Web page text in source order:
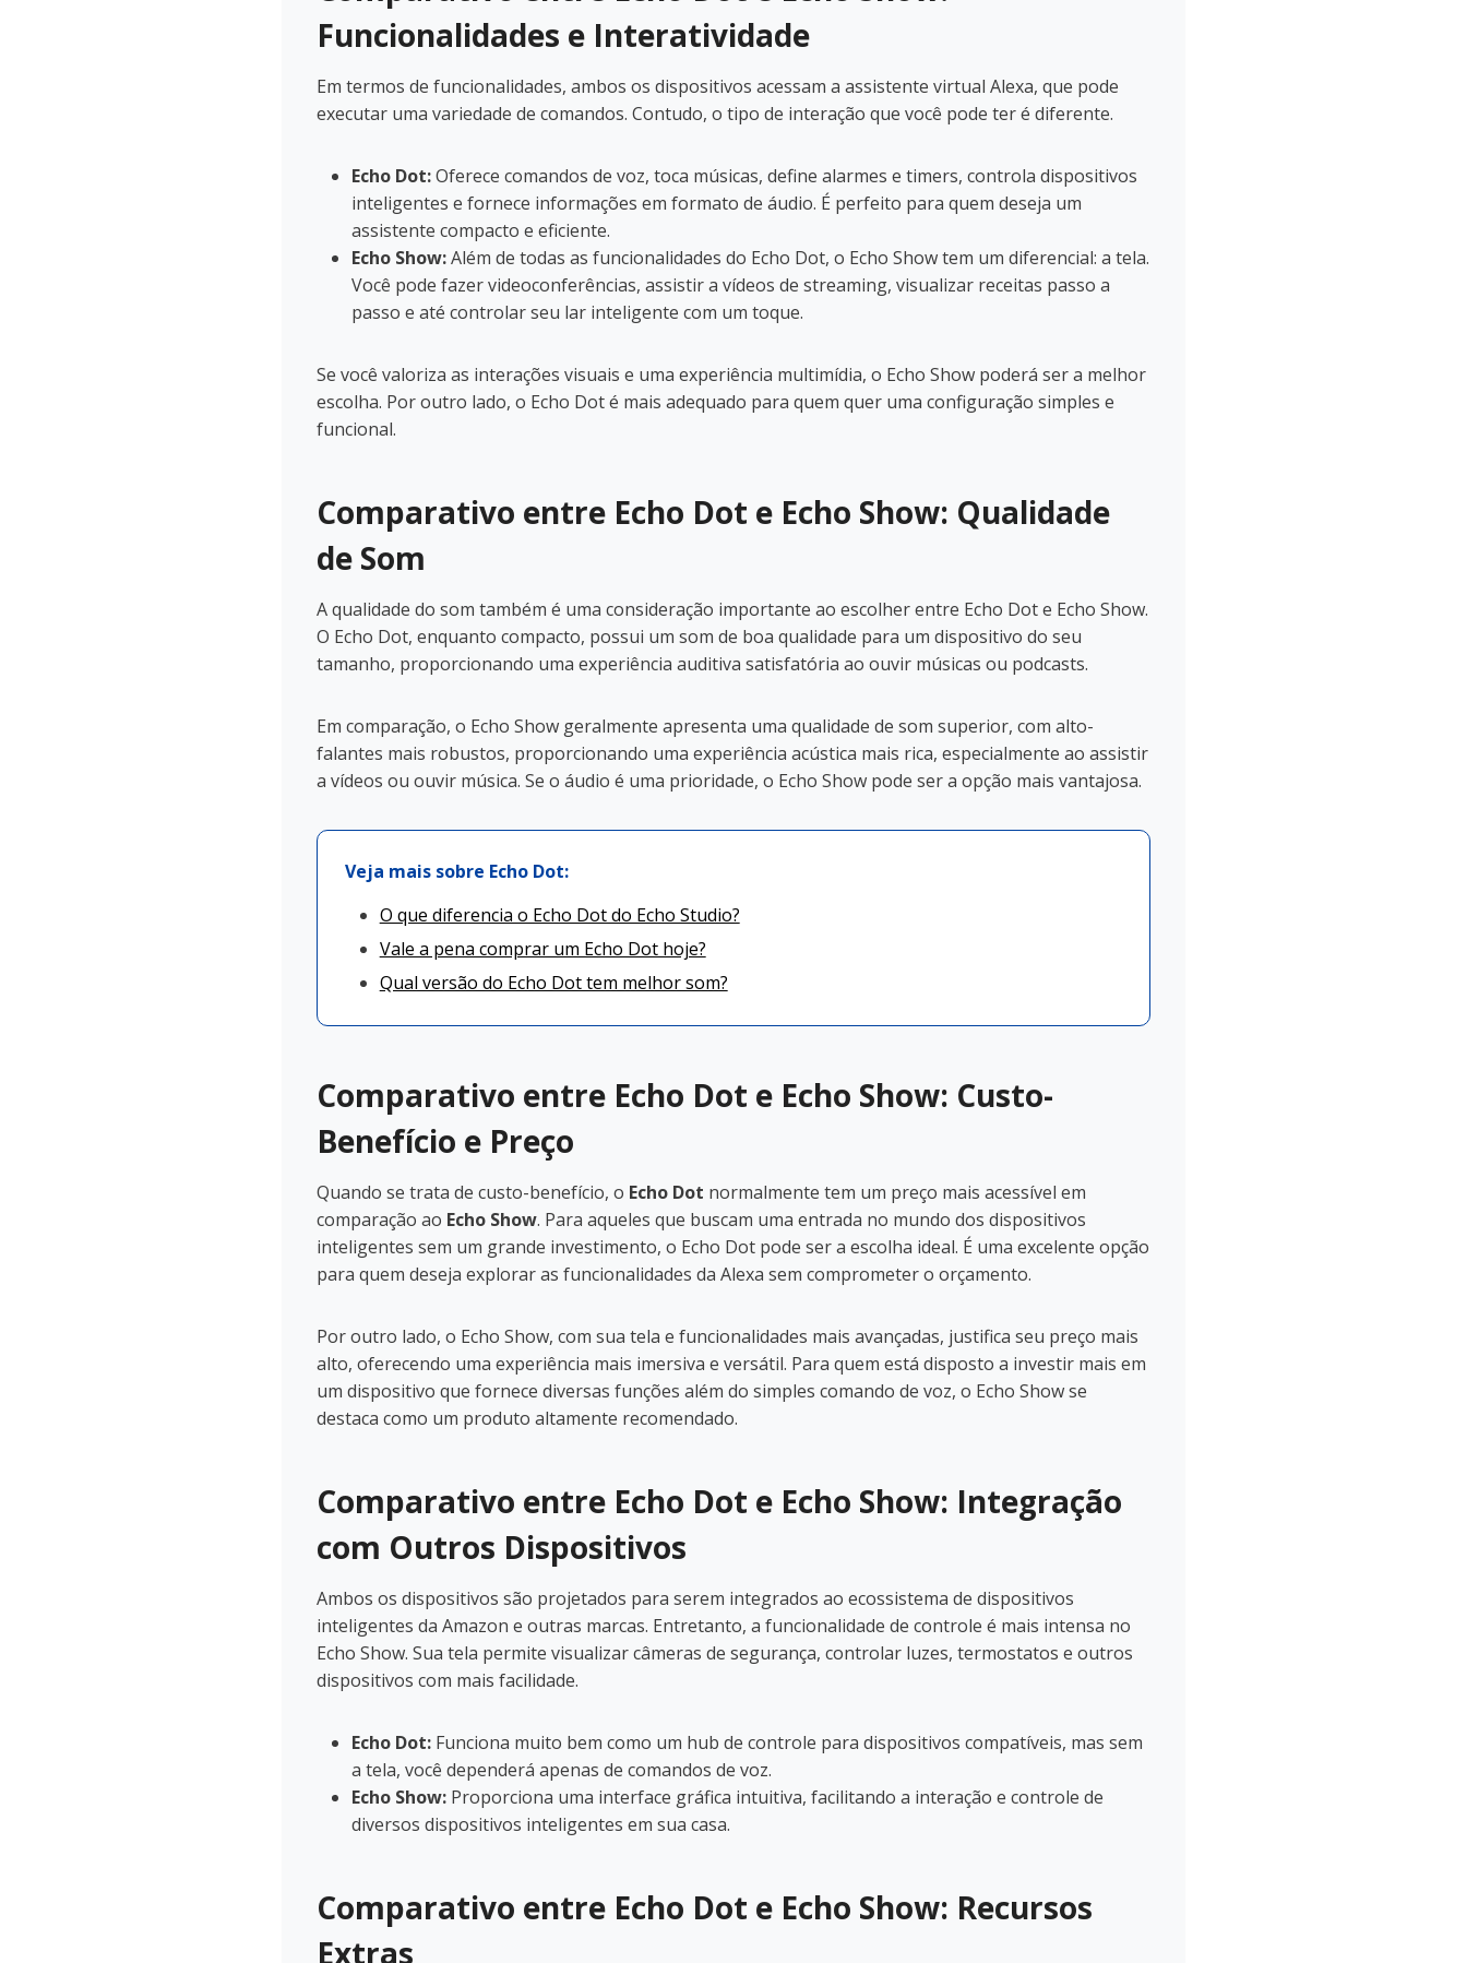
Funcionalidades e Interatividade
Em termos de funcionalidades, ambos os dispositivos acessam a assistente virtual Alexa, que pode
executar uma variedade de comandos. Contudo, o tipo de interação que você pode ter é diferente.
Echo Dot:Oferece comandos de voz, toca músicas, define alarmes e timers, controla dispositivos
inteligentes e fornece informações em formato de áudio. É perfeito para quem deseja um
assistente compacto e eficiente.
Echo Show:Além de todas as funcionalidades do Echo Dot, o Echo Show tem um diferencial: a tela.
Você pode fazer videoconferências, assistir a vídeos de streaming, visualizar receitas passo a
passo e até controlar seu lar inteligente com um toque.
Se você valoriza as interações visuais e uma experiência multimídia, o Echo Show poderá ser a melhor
escolha. Por outro lado, o Echo Dot é mais adequado para quem quer uma configuração simples e
funcional.
Comparativo entre Echo Dot e Echo Show: Qualidade
de Som
A qualidade do som também é uma consideração importante ao escolher entre Echo Dot e Echo Show.
O Echo Dot, enquanto compacto, possui um som de boa qualidade para um dispositivo do seu
tamanho, proporcionando uma experiência auditiva satisfatória ao ouvir músicas ou podcasts.
Em comparação, o Echo Show geralmente apresenta uma qualidade de som superior, com alto-
falantes mais robustos, proporcionando uma experiência acústica mais rica, especialmente ao assistir
a vídeos ou ouvir música. Se o áudio é uma prioridade, o Echo Show pode ser a opção mais vantajosa.
Veja mais sobre Echo Dot:
O que diferencia o Echo Dot do Echo Studio?
Vale a pena comprar um Echo Dot hoje?
Qual versão do Echo Dot tem melhor som?
Comparativo entre Echo Dot e Echo Show: Custo-
Benefício e Preço
Quando se trata de custo-benefício, o Echo Dot normalmente tem um preço mais acessível em
comparação ao Echo Show. Para aqueles que buscam uma entrada no mundo dos dispositivos
inteligentes sem um grande investimento, o Echo Dot pode ser a escolha ideal. É uma excelente opção
para quem deseja explorar as funcionalidades da Alexa sem comprometer o orçamento.
Por outro lado, o Echo Show, com sua tela e funcionalidades mais avançadas, justifica seu preço mais
alto, oferecendo uma experiência mais imersiva e versátil. Para quem está disposto a investir mais em
um dispositivo que fornece diversas funções além do simples comando de voz, o Echo Show se
destaca como um produto altamente recomendado.
Comparativo entre Echo Dot e Echo Show: Integração
com Outros Dispositivos
Ambos os dispositivos são projetados para serem integrados ao ecossistema de dispositivos
inteligentes da Amazon e outras marcas. Entretanto, a funcionalidade de controle é mais intensa no
Echo Show. Sua tela permite visualizar câmeras de segurança, controlar luzes, termostatos e outros
dispositivos com mais facilidade.
Echo Dot:Funciona muito bem como um hub de controle para dispositivos compatíveis, mas sem
a tela, você dependerá apenas de comandos de voz.
Echo Show:Proporciona uma interface gráfica intuitiva, facilitando a interação e controle de
diversos dispositivos inteligentes em sua casa.
Comparativo entre Echo Dot e Echo Show: Recursos
Extras